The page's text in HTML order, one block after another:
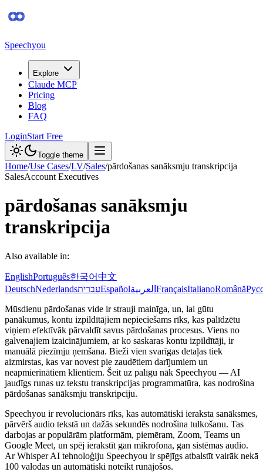
Speechyou
Explore
Claude MCP
Pricing
Blog
FAQ
LoginStart Free
Toggle theme
Home/Use Cases/LV/Sales/pārdošanas sanāksmju transkripcija
SalesAccount Executives
pārdošanas sanāksmju
transkripcija
Also available in:
EnglishPortuguês한국어中文
DeutschNederlandsעבריתEspañolالعربية FrançaisItalianoRomână
Mūsdienu pārdošanas vide ir strauji mainīga, un, lai gūtu
panākumus, kontu izpildītājiem nepieciešams rīks, kas palīdzētu
viņiem efektīvāk pārvaldīt savus pārdošanas procesus. Viens no
galvenajiem izaicinājumiem, ar ko saskaras kontu izpildītāji, ir
manuālā piezīmju ņemšana. Bieži vien svarīgas detaļas tiek
aizmirstas, kas var novest pie zaudētiem darījumiem un
neapmierinātiem klientiem. Šeit uz palīgu nāk Speechyou — AI
jaudīgs runas uz tekstu transkripcijas programmatūra, kas nodrošina
pārdošanas sanāksmju transkripciju.
Speechyou ir revolucionārs rīks, kas automātiski ieraksta sanāksmes,
pārvērš audio tekstā un dažās sekundēs nodrošina tulkošanu. Tas
darbojas ar populārām platformām, piemēram, Zoom, Teams un
Google Meet, un spēj ierakstīt gan mikrofona, gan sistēmas audio.
Ar Whisper AI tehnoloģiju Speechyou ir spējīgs atbalstīt vairāk nekā
100 valodas un automātiski noteikt runājošos.